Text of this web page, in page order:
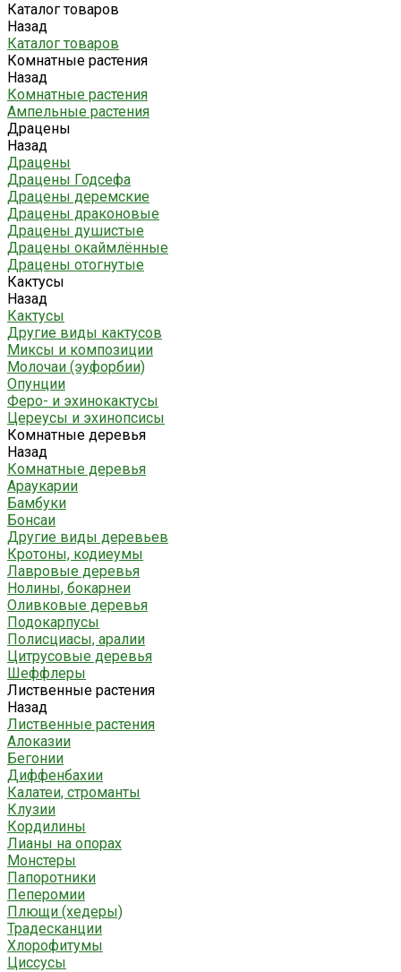
Каталог товаров
Назад
Каталог товаров
Комнатные растения
Назад
Комнатные растения
Ампельные растения
Драцены
Назад
Драцены
Драцены Годсефа
Драцены деремские
Драцены драконовые
Драцены душистые
Драцены окаймлённые
Драцены отогнутые
Кактусы
Назад
Кактусы
Другие виды кактусов
Миксы и композиции
Молочаи (эуфорбии)
Опунции
Феро- и эхинокактусы
Цереусы и эхинопсисы
Комнатные деревья
Назад
Комнатные деревья
Араукарии
Бамбуки
Бонсаи
Другие виды деревьев
Кротоны, кодиеумы
Лавровые деревья
Нолины, бокарнеи
Оливковые деревья
Подокарпусы
Полисциасы, аралии
Цитрусовые деревья
Шеффлеры
Лиственные растения
Назад
Лиственные растения
Алоказии
Бегонии
Диффенбахии
Калатеи, строманты
Клузии
Кордилины
Лианы на опорах
Монстеры
Папоротники
Пеперомии
Плющи (хедеры)
Традесканции
Хлорофитумы
Циссусы